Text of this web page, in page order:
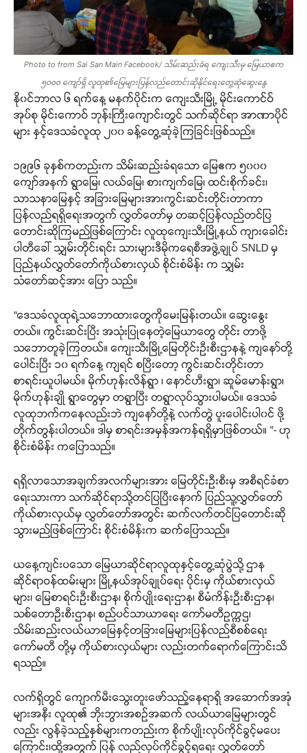
Photo to from Sai San Main Facebook/ သိမ်းဆည်းခံရ ကျေးသီးမှ မြေယာဧက
၅၀၀၀ ကျော်ရှိ လူထု၏မြေများပြန်လည်တောင်းဆိုနိုင်ရေးတွေ့ဆုံဆွေးနွေ
နို၀င်ဘာလ ၆ ရက်နေ့ မနက်ပိုင်းက ကျေးသီးမြို့ မိုင်းကောင်ဝ်
အုပ်စု မိုင်းကောဝ် ဘုန်းကြီးကျောင်းတွင် သက်ဆိုင်ရာ အာဏာပိုင်
များ နှင့်ဒေသခံလူထု ၂၀၀ ခန့်တွေ့ဆုံခဲ့ကြခြင်းဖြစ်သည်။
၁၉၉၆ ခုနှစ်ကတည်းက သိမ်းဆည်းခံရသော မြေဧက ၅၀၀၀
ကျော်အနက် ရွာမြေ၊ လယ်မြေ၊ စားကျက်မြေ၊ ထင်းစိုက်ခင်း၊
သာသနာမြေနှင့် အခြားမြေများအားကွင်းဆင်းတိုင်းတာကာ
ပြန်လည်ရရှိရေးအတွက် လွှတ်တော်မှ တဆင့်ပြန်လည်တင်ပြ
တောင်းဆိုကြမည်ဖြစ်ကြောင်း လူထုကျေးသီးမြို့နယ် ကျားခေါင်း
ပါတီခေါ် သျှမ်းတိုင်းရင်း သားများဒီမိုကရေစီအဖွဲ့ချုပ် SNLD မှ
ပြည်နယ်လွှတ်တော်ကိုယ်စားလှယ် စိုင်းစံမိန်း က သျှမ်း
သံတော်ဆင့်အား ပြော သည်။
“ဒေသခံလူထုရဲ့သဘောထားတွေကိုမေးမြန်းတယ်။ ဆွေးနွေး
တယ်။ ကွင်းဆင်းပြီး အသုံးပြုနေတဲ့မြေယာတွေ တိုင်း တာဖို့
သဘောတူခဲ့ကြတယ်။ ကျေးသီးမြို့မြေတိုင်းဦးစီးဌာနနဲ့ ကျနော်တို့
ပေါင်းပြီး ၁၀ ရက်နေ့ ကျရင် စပြီးတော့ ကွင်းဆင်းတိုင်းတာ
စာရင်းယူပါမယ်။ မိုက်ဟုန်းလိန်ရွာ ၊ နောင်ဟီးရွာ၊ ဆူမ်မောန်းရွာ၊
မိုက်ဟုန်းချို ရွာတွေမှာ တရွာပြီး တရွာလုပ်သွားပါမယ်။ ဒေသခံ
လူထုဘက်ကနေလည်းဘဲ ကျနော်တို့နဲ့ လက်တွဲ ပူးပေါင်းပါ၀င် ဖို့
တိုက်တွန်းပါတယ်။ ဒါမှ စာရင်းအမှန်အကန်ရရှိမှာဖြစ်တယ်။ ”- ဟု
စိုင်းစံမိန်း ကပြောသည်။
ရရှိလာသောအချက်အလက်များအား မြေတိုင်းဦးစီးမှ အစီရင်ခံစာ
ရေးသားကာ သက်ဆိုင်ရာသို့တင်ပြပြီးနောက် ပြည်သူ့လွှတ်တော်
ကိုယ်စားလှယ်မှ လွှတ်တော်အတွင်း ဆက်လက်တင်ပြတောင်းဆို
သွားမည်ဖြစ်ကြောင်း စိုင်းစံမိန်းက ဆက်ပြောသည်။
ယနေ့ကျင်းပသော မြေယာဆိုင်ရာလူထုနှင့်တွေ့ဆုံပွဲသို့ ဌာန
ဆိုင်ရာဝန်ထမ်းများ မြို့နယ်အုပ်ချုပ်ရေး ပိုင်းမှ ကိုယ်စားလှယ်
များ၊ မြေစာရင်းဦးစီးဌာန၊ စိုက်ပျိုးရေးဌာန၊ စီမံကိန်းဦးစီးဌာန၊
သစ်တောဦးစီးဌာန၊ စည်ပင်သာယာရေး ကော်မတီဥက္ကဌ၊
သိမ်းဆည်းလယ်ယာမြေနှင့်တခြားမြေများပြန်လည်စီစစ်ရေး
ကော်မတီ တို့မှ ကိုယ်စားလှယ်များ လည်းတက်ရောက်ကြောင်းသိ
ရသည်။
လက်ရှိတွင် ကျောက်မီးသွေးတူးဖော်သည့်နေရာရှိ အဆောက်အအုံ
များအနီး လူထု၏ ဘိုးဘွားအစဉ်အဆက် လယ်ယာမြေများတွင်
လည်း လွန်ခဲ့သည့်နှစ်များကတည်းက စိုက်ပျိုးလုပ်ကိုင်ခွင့်မပေး
ကြောင်း၊ထို့အတွက် ပြန် လည်လုပ်ကိုင်ခွင့်ရရေး လွှတ်တော်